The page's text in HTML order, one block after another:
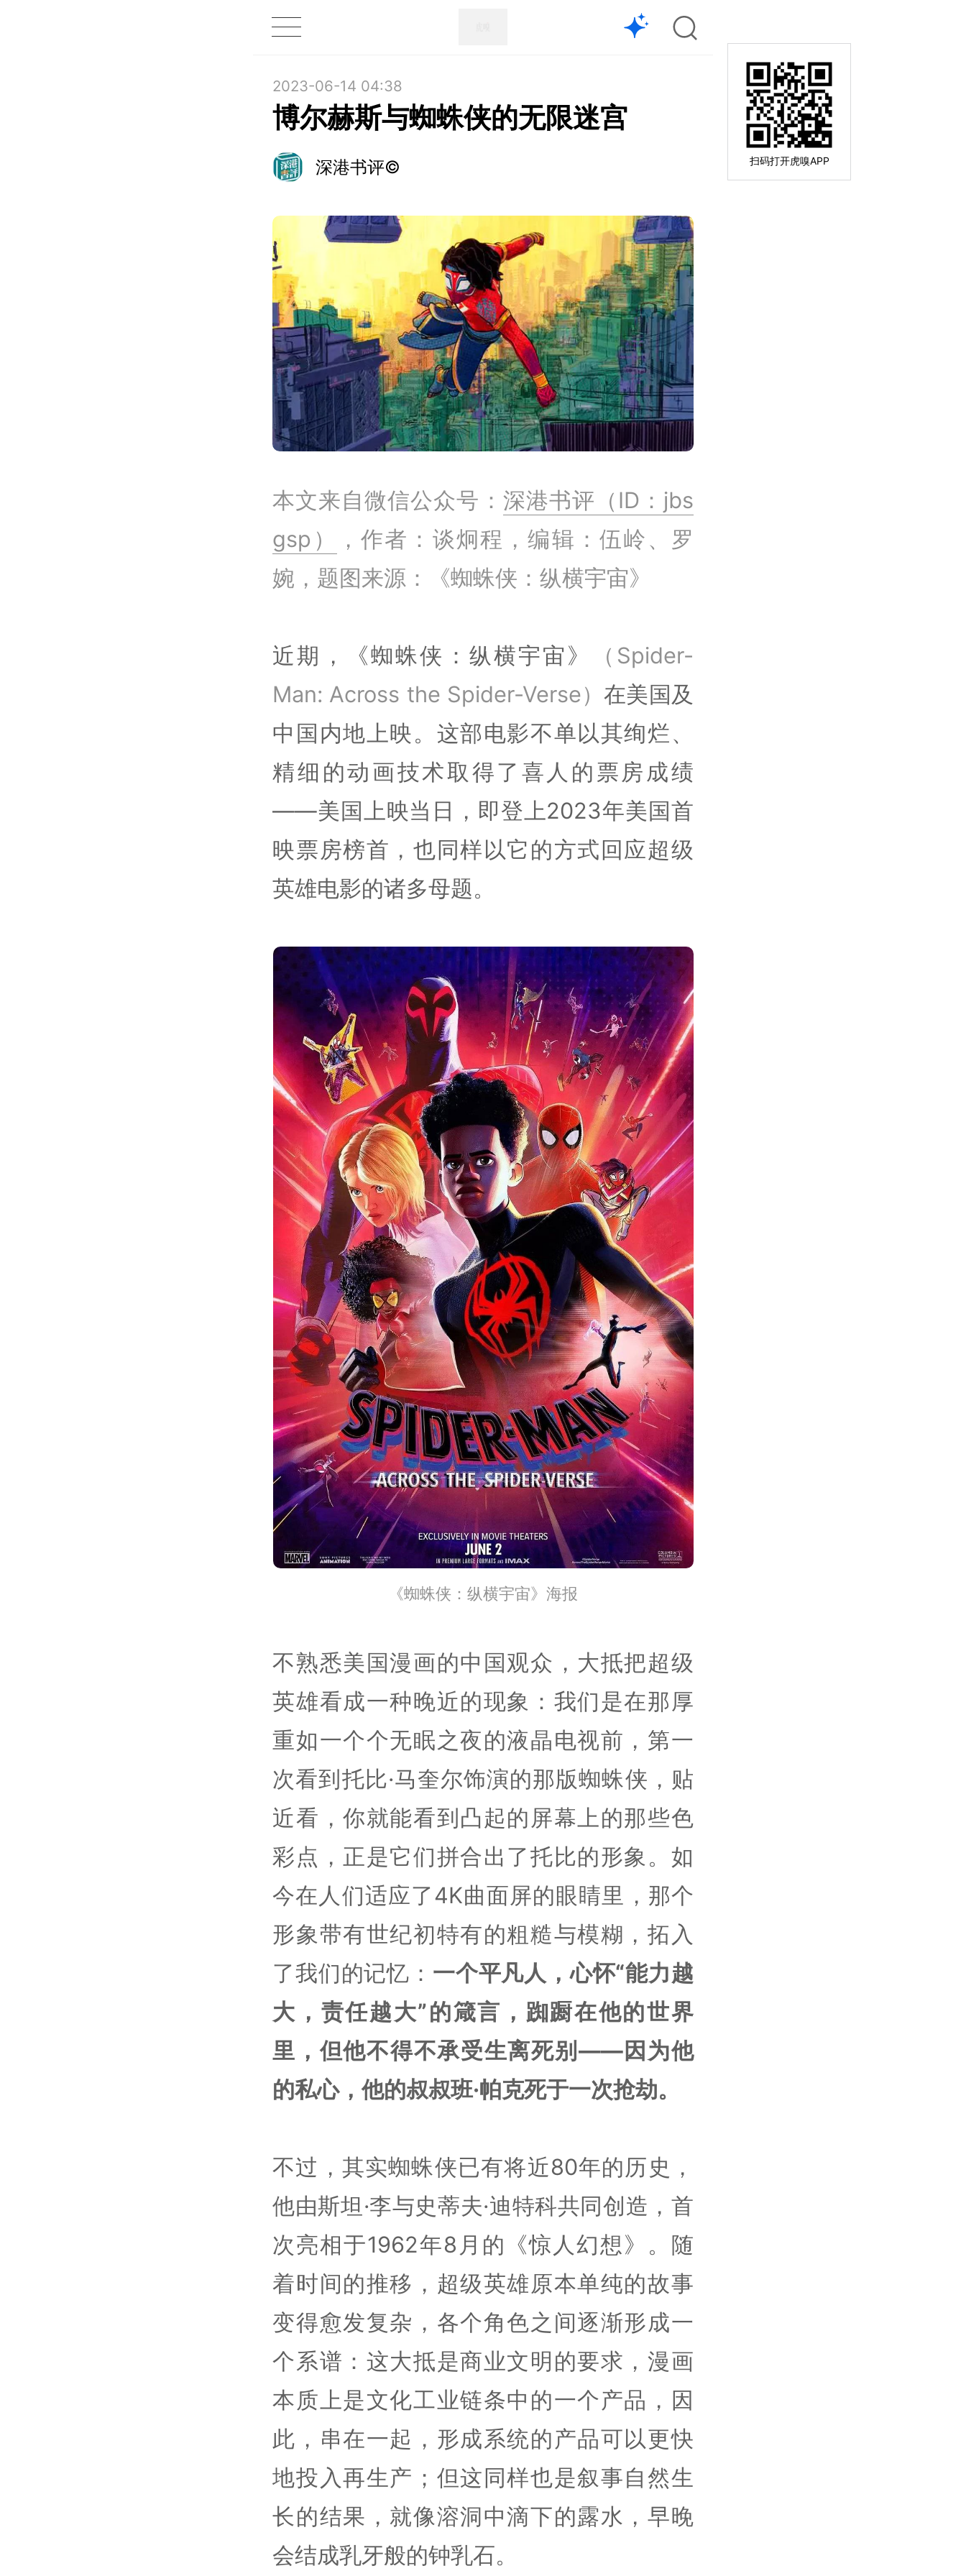
扫码打开虎嗅APP
2023-06-14 04:38
博尔赫斯与蜘蛛侠的无限迷宫
深港书评©
本文来自微信公众号： 深港书评（ID：jbs
gsp）
，作者：谈炯程，编辑：伍岭、罗
婉，题图来源：《蜘蛛侠：纵横宇宙》
近期，《蜘蛛侠：纵横宇宙》
（Spider-
Man: Across the Spider-Verse）在美国及
中国内地上映。这部电影不单以其绚烂、
精细的动画技术取得了喜人的票房成绩
——美国上映当日，即登上2023年美国首
映票房榜首，也同样以它的方式回应超级
英雄电影的诸多母题。
《蜘蛛侠：纵横宇宙》海报
不熟悉美国漫画的中国观众，大抵把超级
英雄看成一种晚近的现象：我们是在那厚
重如一个个无眠之夜的液晶电视前，第一
次看到托比·马奎尔饰演的那版蜘蛛侠，贴
近看，你就能看到凸起的屏幕上的那些色
彩点，正是它们拼合出了托比的形象。如
今在人们适应了4K曲面屏的眼睛里，那个
形象带有世纪初特有的粗糙与模糊，拓入
了我们的记忆： 一个平凡人，心怀“能力越
大，责任越大”的箴言，踟蹰在他的世界
里，但他不得不承受生离死别——因为他
的私心，他的叔叔班·帕克死于一次抢劫。
不过，其实蜘蛛侠已有将近80年的历史，
他由斯坦·李与史蒂夫·迪特科共同创造，首
次亮相于1962年8月的《惊人幻想》。随
着时间的推移，超级英雄原本单纯的故事
变得愈发复杂，各个角色之间逐渐形成一
个系谱：这大抵是商业文明的要求，漫画
本质上是文化工业链条中的一个产品，因
此，串在一起，形成系统的产品可以更快
地投入再生产；但这同样也是叙事自然生
长的结果，就像溶洞中滴下的露水，早晚
会结成乳牙般的钟乳石。